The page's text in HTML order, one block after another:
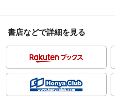
書店などで詳細を見る